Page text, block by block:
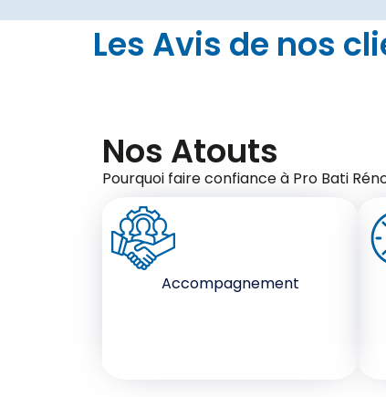
Les Avis de nos
Nos Atouts
Pourquoi faire confiance à Pro Bati
Accompagnement